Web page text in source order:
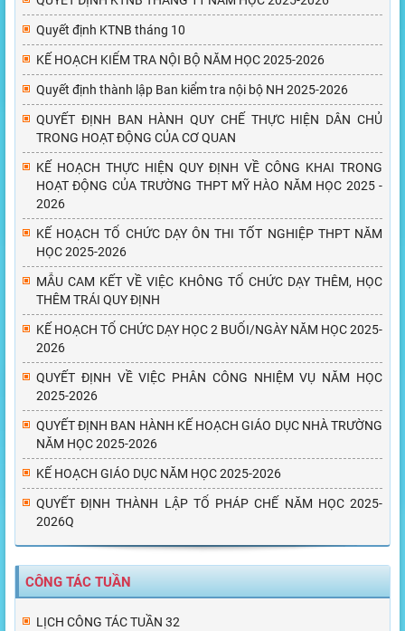
Quyết định KTNB tháng 10
KẾ HOẠCH KIỂM TRA NỘI BỘ NĂM HỌC 2025-2026
Quyết định thành lập Ban kiểm tra nội bộ NH 2025-2026
QUYẾT ĐỊNH BAN HÀNH QUY CHẾ THỰC HIỆN DÂN CHỦ
TRONG HOẠT ĐỘNG CỦA CƠ QUAN
KẾ HOẠCH THỰC HIỆN QUY ĐỊNH VỀ CÔNG KHAI TRONG
HOẠT ĐỘNG CỦA TRƯỜNG THPT MỸ HÀO NĂM HỌC 2025 -
2026
KẾ HOẠCH TỔ CHỨC DẠY ÔN THI TỐT NGHIỆP THPT NĂM
HỌC 2025-2026
MẪU CAM KẾT VỀ VIỆC KHÔNG TỔ CHỨC DẠY THÊM, HỌC
THÊM TRÁI QUY ĐỊNH
KẾ HOẠCH TỔ CHỨC DẠY HỌC 2 BUỔI/NGÀY NĂM HỌC 2025-
2026
QUYẾT ĐỊNH VỀ VIỆC PHÂN CÔNG NHIỆM VỤ NĂM HỌC
2025-2026
QUYẾT ĐỊNH BAN HÀNH KẾ HOẠCH GIÁO DỤC NHÀ TRƯỜNG
NĂM HỌC 2025-2026
KẾ HOẠCH GIÁO DỤC NĂM HỌC 2025-2026
QUYẾT ĐỊNH THÀNH LẬP TỔ PHÁP CHẾ NĂM HỌC 2025-
2026Q
CÔNG TÁC TUẦN
LỊCH CÔNG TÁC TUẦN 32